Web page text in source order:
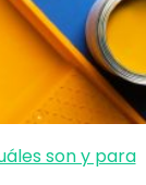
son y para